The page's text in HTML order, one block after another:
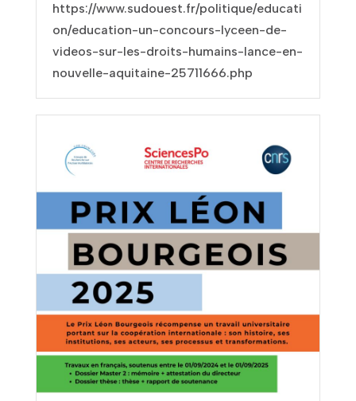
https://www.sudouest.fr/politique/educati
on/education-un-concours-lyceen-de-
videos-sur-les-droits-humains-lance-en-
nouvelle-aquitaine-25711666.php